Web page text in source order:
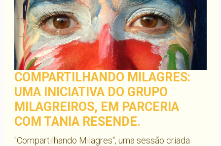
COMPARTILHANDO MILAGRES:
UMA INICIATIVA DO GRUPO
MILAGREIROS, EM PARCERIA
COM TANIA RESENDE.
"Compartilhando Milagres", uma sessão criada